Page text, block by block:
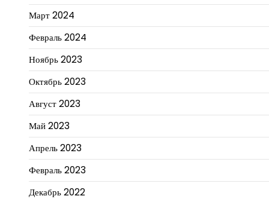
Март 2024
Февраль 2024
Ноябрь 2023
Октябрь 2023
Август 2023
Май 2023
Апрель 2023
Февраль 2023
Декабрь 2022